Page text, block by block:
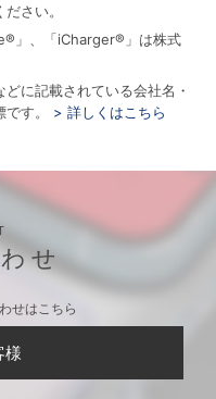
さい。
」、「iCharger®」は株式
に記載されている会社名・
す。
> 詳しくはこちら
せ
せはこちら
様